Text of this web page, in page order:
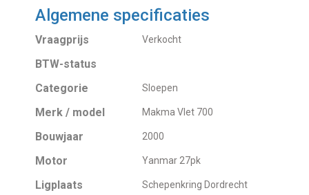
Algemene specificaties
Vraagprijs Verkocht
BTW-status
Categorie
Sloepen
Merk / model Makma Vlet 700
Bouwjaar 2000
Motor Yanmar 27pk
Ligplaats Schepenkring Dordrecht